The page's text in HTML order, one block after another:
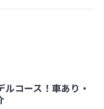
コース！車あり・